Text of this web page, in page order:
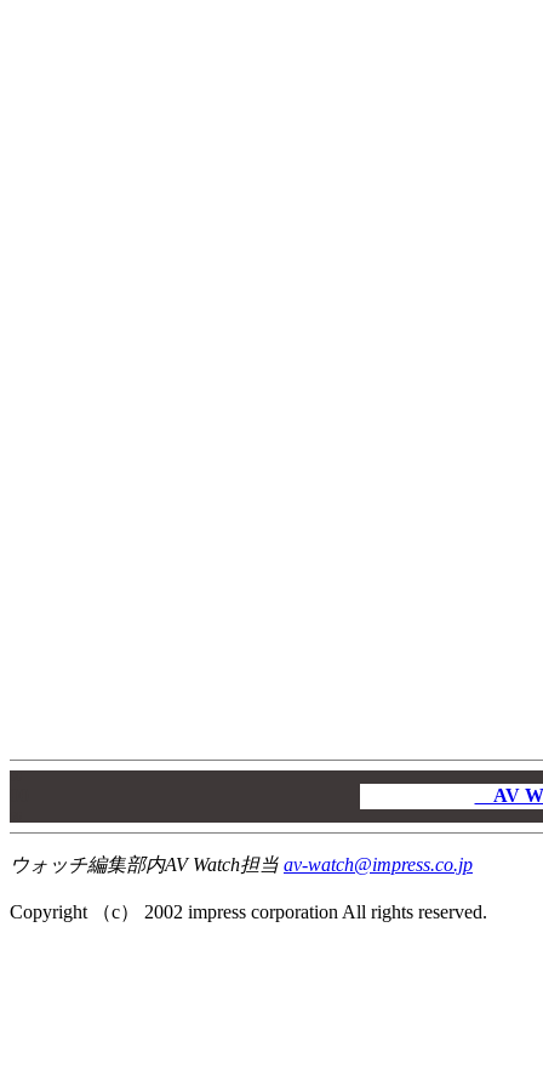
AV
ウォッチ編集部内AV Watch担当 av-watch@impress.co.jp
Copyright （c） 2002 impress corporation All rights reserved.